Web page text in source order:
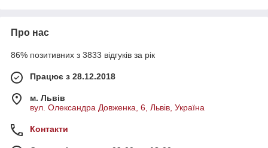
Про нас
86% позитивних з 3833 відгуків за рік
Працює з 28.12.2018
м. Львів
вул. Олександра Довженка, 6, Львів, Україна
Контакти